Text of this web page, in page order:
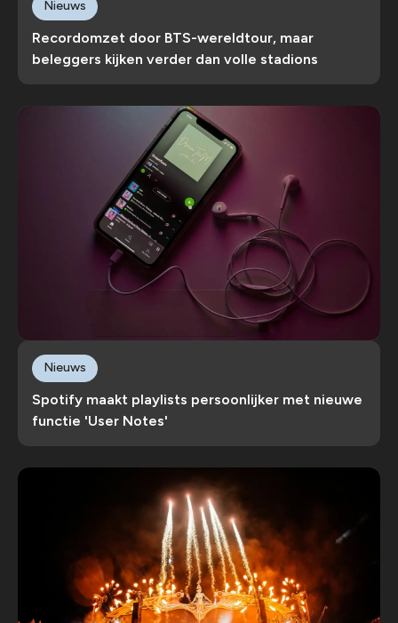
Recordomzet door BTS-wereldtour, maar
beleggers kijken verder dan volle stadions
Nieuws
Spotify maakt playlists persoonlijker met nieuwe
functie 'User Notes'
Nieuws